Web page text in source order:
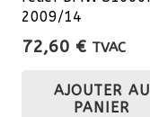
2009/14
72,60 € TVAC
AJOUTER AU
PANIER